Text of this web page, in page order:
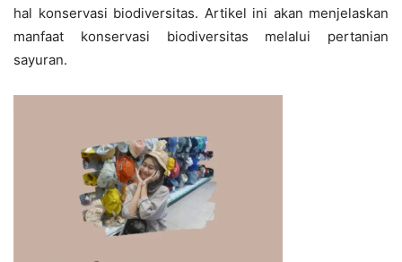
hal konservasi biodiversitas. Artikel ini akan menjelaskan
manfaat konservasi biodiversitas melalui pertanian
sayuran.